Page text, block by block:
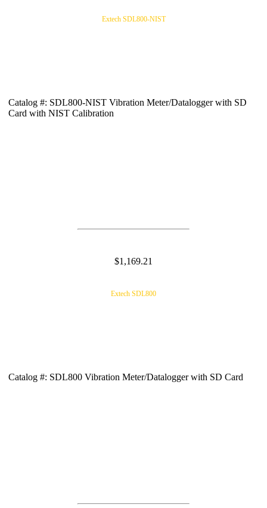
Extech SDL800-NIST
Catalog #: SDL800-NIST Vibration Meter/Datalogger with SD
Card with NIST Calibration
$1,169.21
Extech SDL800
Catalog #: SDL800 Vibration Meter/Datalogger with SD Card